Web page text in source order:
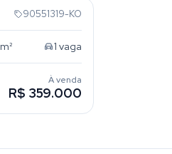
90551319-KO
m² 1 vaga
À venda
R$ 359.000